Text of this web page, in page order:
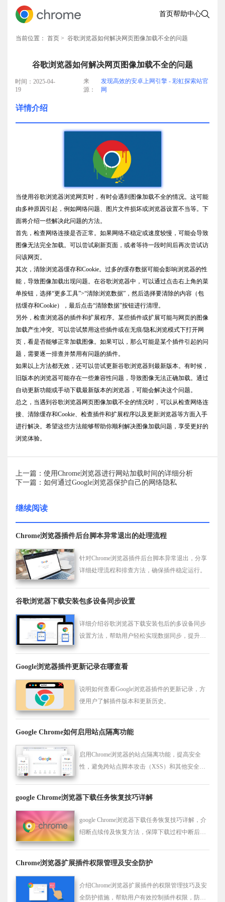
首页帮助中心
当前位置： 首页 > 谷歌浏览器如何解决网页图像加载不全的问题
谷歌浏览器如何解决网页图像加载不全的问题
时间：2025-04-
19
来
源：
发现高效的安卓上网引擎 - 彩虹探索站官
网
详情介绍
当使用谷歌浏览器浏览网页时，有时会遇到图像加载不全的情况。这可能
由多种原因引起，例如网络问题、图片文件损坏或浏览器设置不当等。下
面将介绍一些解决此问题的方法。
首先，检查网络连接是否正常。如果网络不稳定或速度较慢，可能会导致
图像无法完全加载。可以尝试刷新页面，或者等待一段时间后再次尝试访
问该网页。
其次，清除浏览器缓存和Cookie。过多的缓存数据可能会影响浏览器的性
能，导致图像加载出现问题。在谷歌浏览器中，可以通过点击右上角的菜
单按钮，选择“更多工具”>“清除浏览数据”，然后选择要清除的内容（包
括缓存和Cookie），最后点击“清除数据”按钮进行清理。
另外，检查浏览器的插件和扩展程序。某些插件或扩展可能与网页的图像
加载产生冲突。可以尝试禁用这些插件或在无痕/隐私浏览模式下打开网
页，看是否能够正常加载图像。如果可以，那么可能是某个插件引起的问
题，需要逐一排查并禁用有问题的插件。
如果以上方法都无效，还可以尝试更新谷歌浏览器到最新版本。有时候，
旧版本的浏览器可能存在一些兼容性问题，导致图像无法正确加载。通过
自动更新功能或手动下载最新版本的浏览器，可能会解决这个问题。
总之，当遇到谷歌浏览器网页图像加载不全的情况时，可以从检查网络连
接、清除缓存和Cookie、检查插件和扩展程序以及更新浏览器等方面入手
进行解决。希望这些方法能够帮助你顺利解决图像加载问题，享受更好的
浏览体验。
上一篇：使用Chrome浏览器进行网站加载时间的详细分析
下一篇：如何通过Google浏览器保护自己的网络隐私
继续阅读
Chrome浏览器插件后台脚本异常退出的处理流程
针对Chrome浏览器插件后台脚本异常退出，分享
详细处理流程和排查方法，确保插件稳定运行。
谷歌浏览器下载安装包多设备同步设置
详细介绍谷歌浏览器下载安装包后的多设备同步
设置方法，帮助用户轻松实现数据同步，提升工
Google浏览器插件更新记录在哪查看
说明如何查看Google浏览器插件的更新记录，方
便用户了解插件版本和更新历史。
Google Chrome如何启用站点隔离功能
启用Chrome浏览器的站点隔离功能，提高安全
性，避免跨站点脚本攻击（XSS）和其他安全漏
google Chrome浏览器下载任务恢复技巧详解
google Chrome浏览器下载任务恢复技巧详解，介
绍断点续传及恢复方法，保障下载过程中断后能
Chrome浏览器扩展插件权限管理及安全防护
介绍Chrome浏览器扩展插件的权限管理技巧及安
全防护措施，帮助用户有效控制插件权限，防止